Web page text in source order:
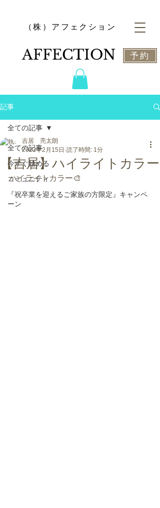
​（株）アフェクション
​AFFECTION 予約
記事
全ての記事
今すぐ始める
コミュニティ
『祝卒業を迎えるご家族の方限定』キャンペ
ーン
全ての記事
【吉居】ハイライトカラー
吉居 亮太朗
2023年2月15日 読了時間: 1分
ハイライトカラー🎨